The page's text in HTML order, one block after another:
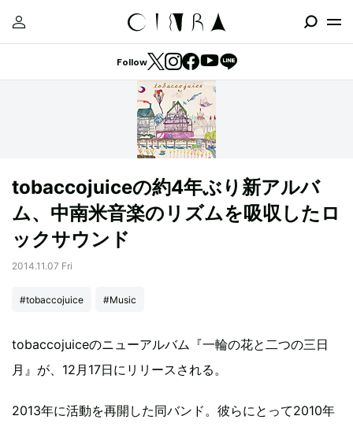
Follow
tobaccojuiceの約4年ぶり新アルバ
ム、中南米音楽のリズムを吸収したロ
ックサウンド
2014.11.07 Fri
#tobaccojuice #Music
tobaccojuiceのニューアルバム『一輪の花と二つの三日
月』が、12月17日にリリースされる。
2013年に活動を再開した同バンド。彼らにとって2010年